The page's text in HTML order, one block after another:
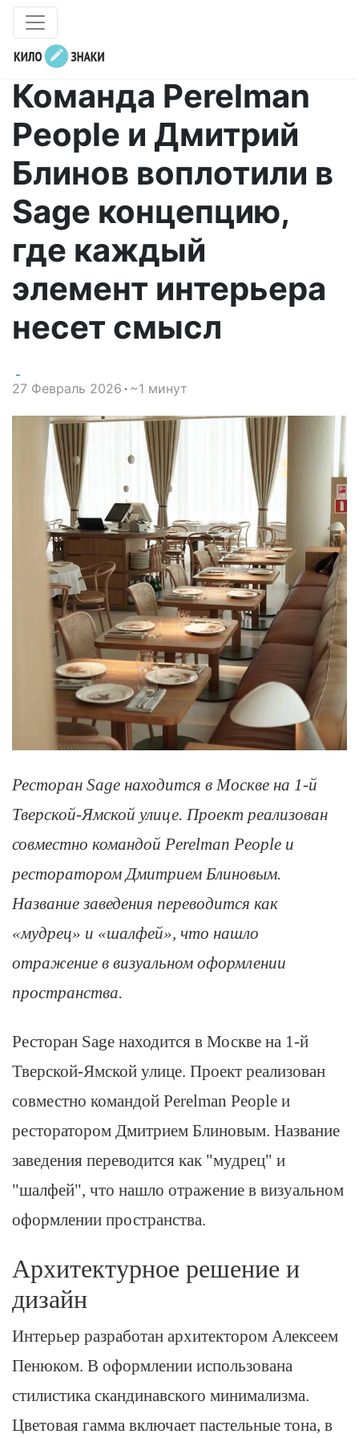
Команда Perelman
People и Дмитрий
Блинов воплотили в
Sage концепцию,
где каждый
элемент интерьера
несет смысл
27 Февраль 2026 ~1 минут
Ресторан Sage находится в Москве на 1-й
Тверской-Ямской улице. Проект реализован
совместно командой Perelman People и
ресторатором Дмитрием Блиновым.
Название заведения переводится как
«мудрец» и «шалфей», что нашло
отражение в визуальном оформлении
пространства.
Ресторан Sage находится в Москве на 1-й
Тверской-Ямской улице. Проект реализован
совместно командой Perelman People и
ресторатором Дмитрием Блиновым. Название
заведения переводится как "мудрец" и
"шалфей", что нашло отражение в визуальном
оформлении пространства.
Архитектурное решение и
дизайн
Интерьер разработан архитектором Алексеем
Пенюком. В оформлении использована
стилистика скандинавского минимализма.
Цветовая гамма включает пастельные тона, в